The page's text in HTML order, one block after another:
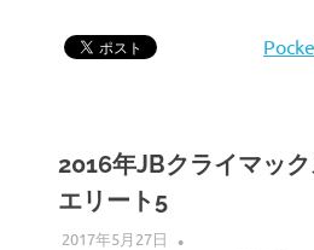
2016年JBクライマッ
エリート5
2017年5月27日